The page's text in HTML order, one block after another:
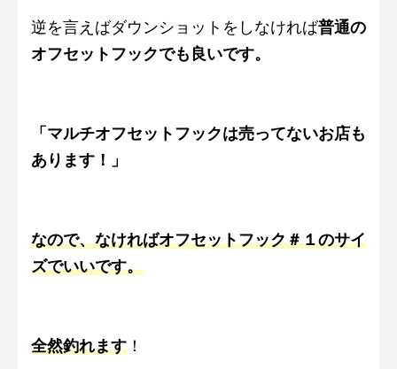
逆を言えばダウンショットをしなければ普通の
オフセットフックでも良いです。
「マルチオフセットフックは売ってないお店も
あります！」
なので、なければオフセットフック＃１のサイ
ズでいいです。
全然釣れます ！